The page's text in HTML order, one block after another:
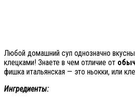
Любой домашний суп однозначно
клецками! Знаете в чем отличие от
фишка итальянская — это ньокки, или
Ингредиенты: